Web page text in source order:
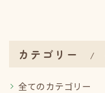
カテゴリー
全てのカテゴリー